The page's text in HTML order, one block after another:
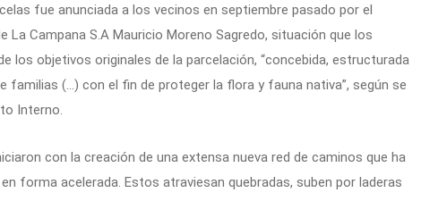
fue anunciada a los vecinos en septiembre pasado por el
La Campana S.A Mauricio Moreno Sagredo, situación que los
los objetivos originales de la parcelación, “concebida, estructurada
familias (…) con el fin de proteger la flora y fauna nativa”, según se
Interno.
con la creación de una extensa nueva red de caminos que ha
forma acelerada. Estos atraviesan quebradas, suben por laderas